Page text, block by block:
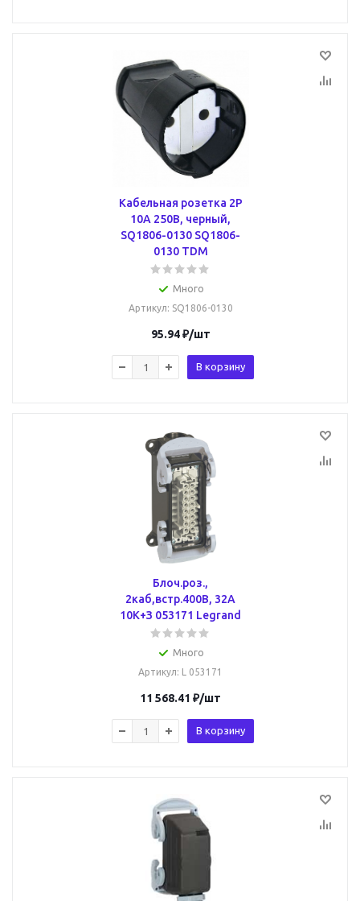
Кабельная розетка 2P
10А 250В, черный,
SQ1806-0130 SQ1806-
0130 TDM
Много
Артикул: SQ1806-0130
95.94₽/шт
В корзину
Блоч.роз.,
2каб,встр.400В, 32А
10К+З 053171 Legrand
Много
Артикул: L 053171
11 568.41 ₽/шт
В корзину